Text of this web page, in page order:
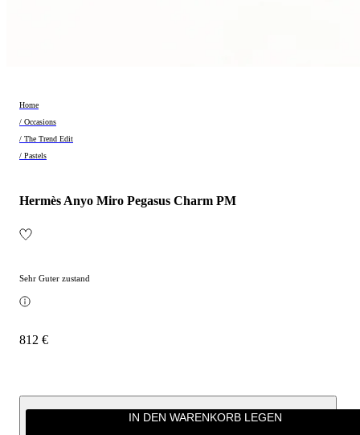
Home
/ Occasions
/ The Trend Edit
/ Pastels
Hermès Anyo Miro Pegasus Charm PM
Sehr Guter zustand
812 €
IN DEN WARENKORB LEGEN